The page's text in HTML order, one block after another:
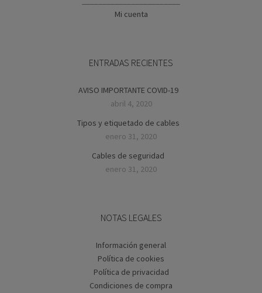
Mi cuenta
ENTRADAS RECIENTES
AVISO IMPORTANTE COVID-19
abril 4, 2020
Tipos y etiquetado de cables
enero 31, 2020
Cables de seguridad
enero 31, 2020
NOTAS LEGALES
Información general
Política de cookies
Política de privacidad
Condiciones de compra